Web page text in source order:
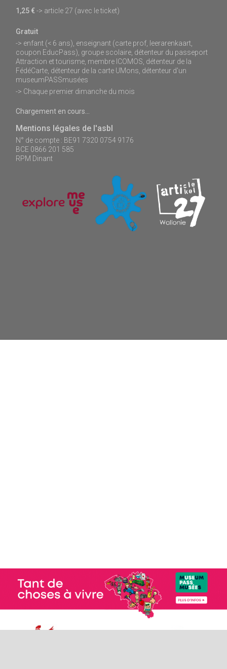
1,25 €-> article 27 (avec le ticket)
Gratuit
-> enfant (< 6 ans), enseignant (carte prof, leerarenkaart,
coupon EducPass), groupe scolaire, détenteur du passeport
Attraction et tourisme, membre ICOMOS, détenteur de la
FédéCarte, détenteur de la carte UMons, détenteur d'un
museumPASSmusées
-> Chaque premier dimanche du mois
Chargement en cours...
Mentions légales de l'asbl
N° de compte : BE91 7320 0754 9176
BCE 0866 201 585
RPM Dinant